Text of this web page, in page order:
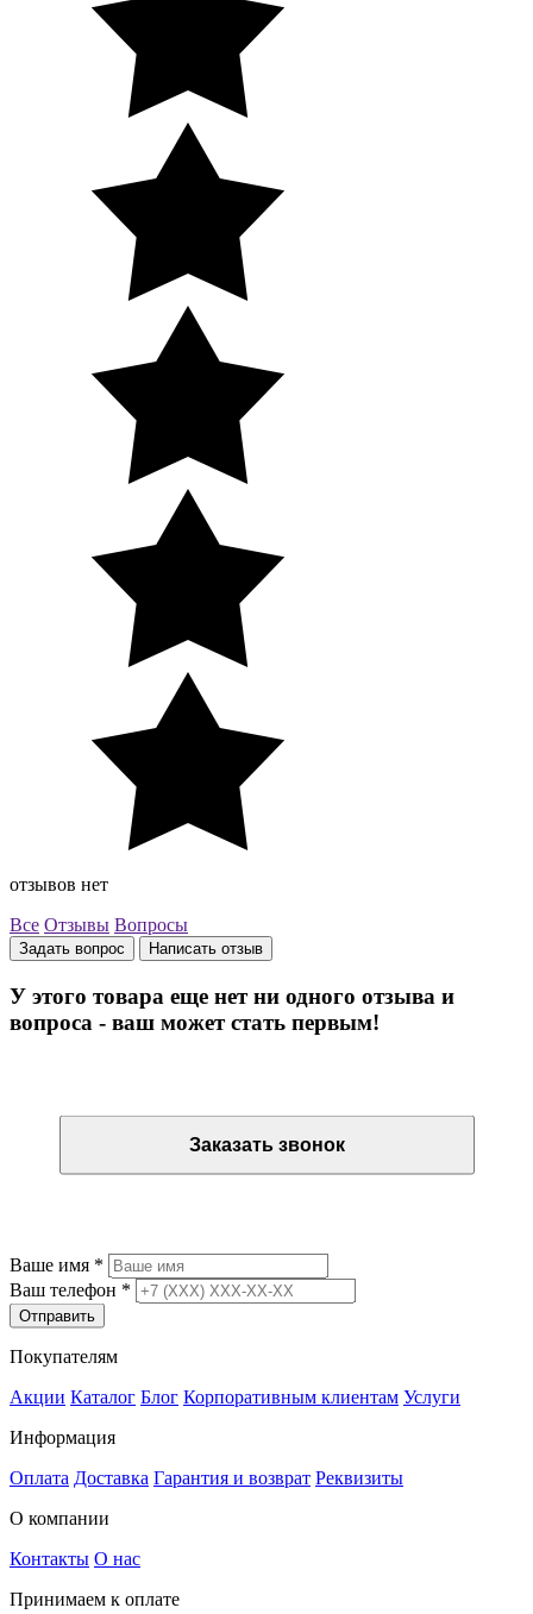
отзывов нет
Все Отзывы Вопросы
Задать вопрос Написать отзыв
У этого товара еще нет ни одного отзыва и
вопроса - ваш может стать первым!
Заказать звонок
Ваше имя *
Ваш телефон *
Отправить
Покупателям
Акции Каталог Блог Корпоративным клиентам Услуги
Информация
Оплата Доставка Гарантия и возврат Реквизиты
О компании
Контакты О нас
Принимаем к оплате